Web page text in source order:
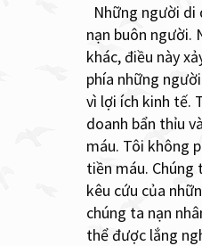
Những người di
nạn buôn người.
khác, điều này
phía những
vì lợi ích kinh tế.
doanh bẩn thỉu
máu. Tôi không
tiền máu. Chúng
kêu cứu của
chúng ta nạn
thể được lắng